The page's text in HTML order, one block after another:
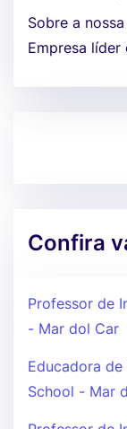
Sobre a
Empresa líder
Confira
Professor de
- Mar dol Car
Educadora de
School - Mar